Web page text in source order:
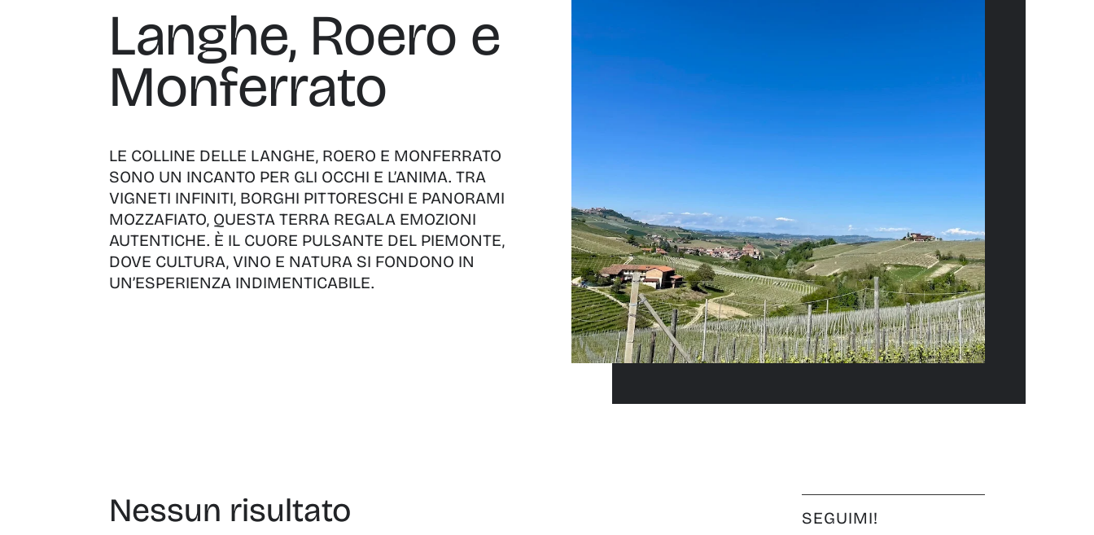
Langhe, Roero e
Monferrato
LE COLLINE DELLE LANGHE, ROERO E MONFERRATO
SONO UN INCANTO PER GLI OCCHI E L’ANIMA. TRA
VIGNETI INFINITI, BORGHI PITTORESCHI E PANORAMI
MOZZAFIATO, QUESTA TERRA REGALA EMOZIONI
AUTENTICHE. È IL CUORE PULSANTE DEL PIEMONTE,
DOVE CULTURA, VINO E NATURA SI FONDONO IN
UN’ESPERIENZA INDIMENTICABILE.
Nessun risultato SEGUIMI!